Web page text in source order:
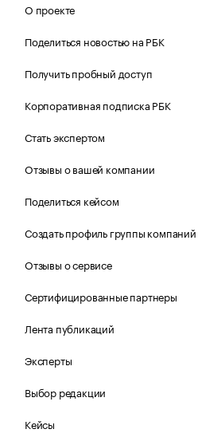
О проекте
Поделиться новостью на РБК
Получить пробный доступ
Корпоративная подписка РБК
Стать экспертом
Отзывы о вашей компании
Поделиться кейсом
Создать профиль группы компаний
Отзывы о сервисе
Сертифицированные партнеры
Лента публикаций
Эксперты
Выбор редакции
Кейсы